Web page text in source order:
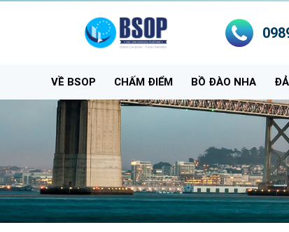
VỀ BSOP CHẤM ĐIỂM BỒ ĐÀO NHA